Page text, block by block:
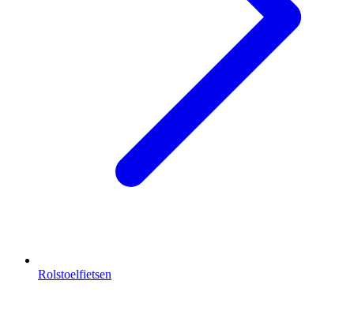
Rolstoelfietsen